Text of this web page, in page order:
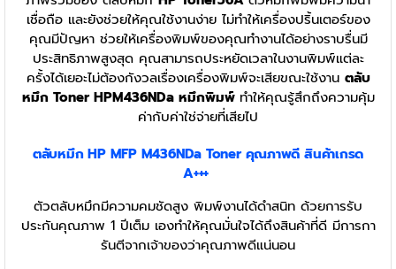
เชื่อถือ และยังช่วยให้คุณใช้งานง่าย ไม่ทำให้เครื่องปริ้นเตอร์ของ
คุณมีปัญหา ช่วยให้เครื่องพิมพ์ของคุณทำงานได้อย่างราบรื่นมี
ประสิทธิภาพสูงสุด คุณสามารถประหยัดเวลาในงานพิมพ์แต่ละ
ครั้งได้เยอะไม่ต้องกังวลเรื่องเครื่องพิมพ์จะเสียขณะใช้งาน ตลับ
หมึก Toner HPM436NDa หมึกพิมพ์ ทำให้คุณรู้สึกถึงความคุ้ม
ค่ากับค่าใช่จ่ายที่เสียไป
ตลับหมึก HP MFP M436NDa Tonerคุณภาพดี สินค้าเกรด
A+++
ตัวตลับหมึกมีความคมชัดสูง พิมพ์งานได้ดำสนิท ด้วยการรับ
ประกันคุณภาพ 1 ปีเต็ม เองทำให้คุณมั่นใจได้ถึงสินค้าที่ดี มีการกา
รันตีจากเจ้าของว่าคุณภาพดีแน่นอน